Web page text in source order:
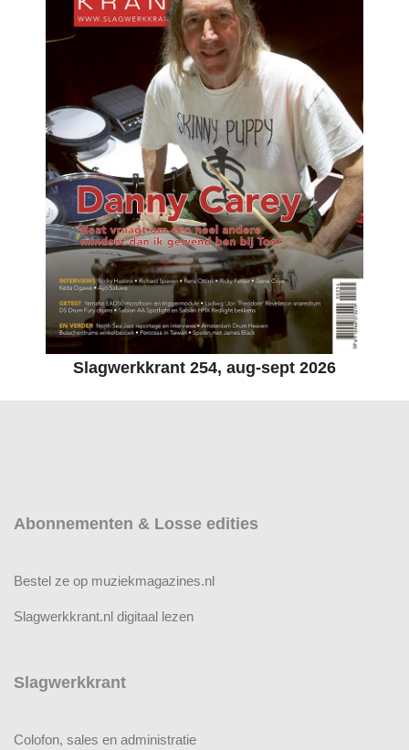
Slagwerkkrant 254, aug-sept 2026
Abonnementen & Losse edities
Bestel ze op muziekmagazines.nl
Slagwerkkrant.nl digitaal lezen
Slagwerkkrant
Colofon, sales en administratie